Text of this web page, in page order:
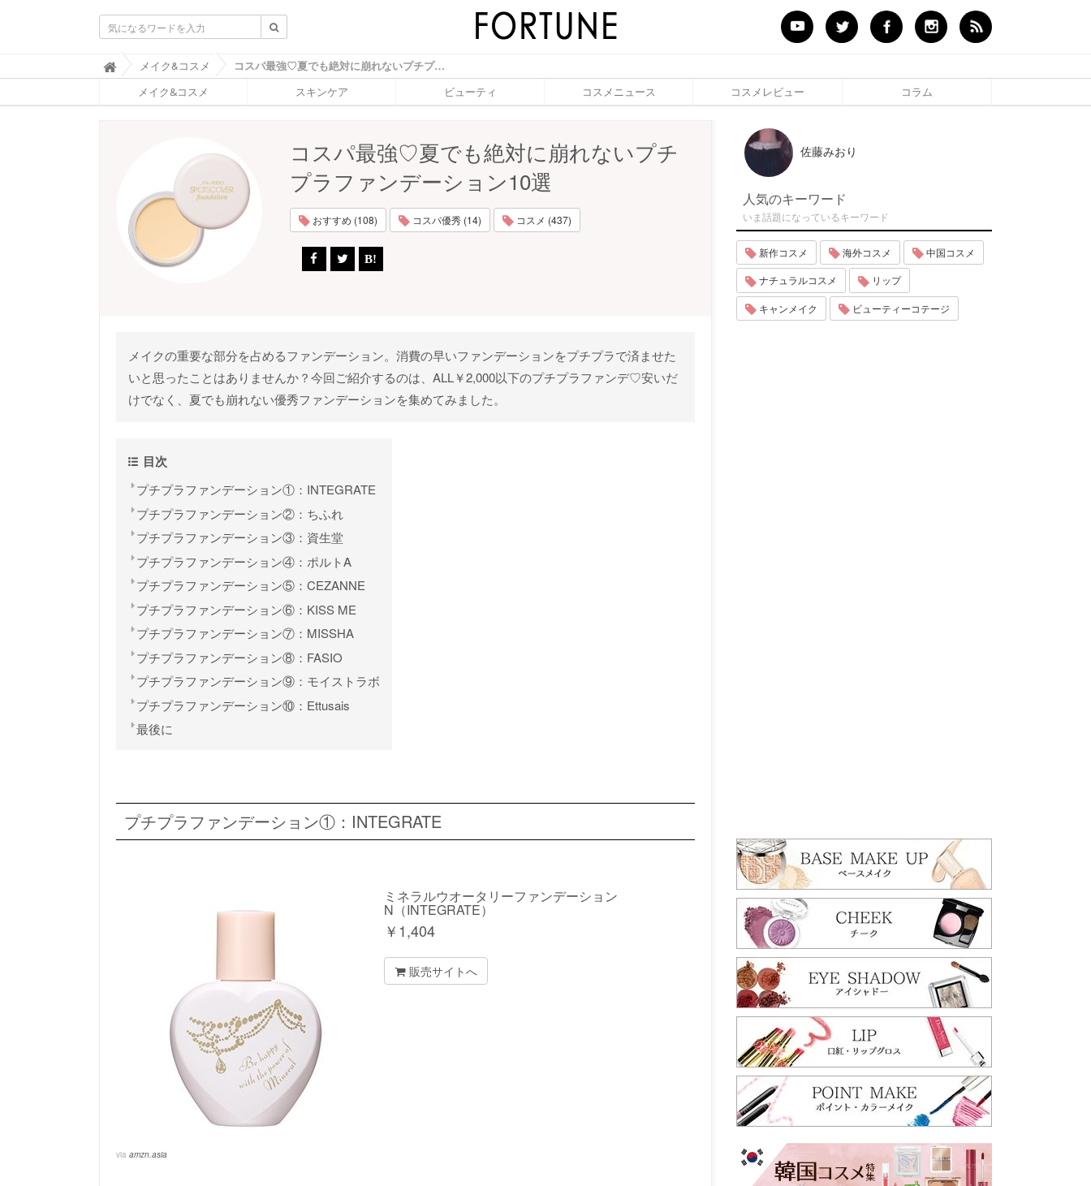
ふ
ぉ
ち
メイク&コスメ コスパ最強♡夏でも絶対に崩れないプチプラファンデーション10選 - ふぉーちゅん(FORTUNE)
メイク&コスメ スキンケア ビューティ コスメニュース コスメレビュー コラム
コスパ最強♡夏でも絶対に崩れないプチ
プラファンデーション10選
おすすめ (108) コスパ優秀 (14) コスメ (437)
メイクの重要な部分を占めるファンデーション。消費の早いファンデーションをプチプラで済ませた
いと思ったことはありませんか？今回ご紹介するのは、ALL￥2,000以下のプチプラファンデ♡安いだ
けでなく、夏でも崩れない優秀ファンデーションを集めてみました。
目次
プチプラファンデーション①：INTEGRATE
プチプラファンデーション②：ちふれ
プチプラファンデーション③：資生堂
プチプラファンデーション④：ポルトA
プチプラファンデーション⑤：CEZANNE
プチプラファンデーション⑥：KISS ME
プチプラファンデーション⑦：MISSHA
プチプラファンデーション⑧：FASIO
プチプラファンデーション⑨：モイストラボ
プチプラファンデーション⑩：Ettusais
最後に
プチプラファンデーション①：INTEGRATE
via amzn.asia
ミネラルウオータリーファンデーション
N（INTEGRATE）
￥ 1,404
販売サイトへ
佐藤みおり
人気のキーワード
いま話題になっているキーワード
新作コスメ 海外コスメ 中国コスメ
ナチュラルコスメ リップ
キャンメイク ビューティーコテージ